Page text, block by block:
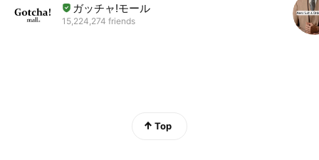
ガッチャ!モール
15,224,274 friends
Top